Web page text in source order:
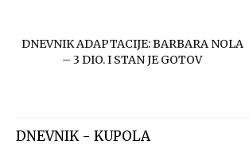
DNEVNIK ADAPTACIJE: BARBARA NOLA
– 3 DIO. I STAN JE GOTOV
DNEVNIK - KUPOLA